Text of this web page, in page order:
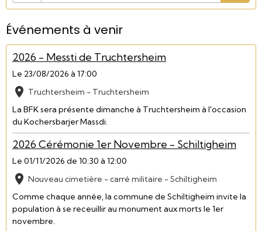
Événements à venir
2026 - Messti de Truchtersheim
Le 23/08/2026 à 17:00
Truchtersheim - Truchtersheim
La BFK sera présente dimanche à Truchtersheim à l'occasion
du Kochersbarjer Massdi.
2026 Cérémonie 1er Novembre - Schiltigheim
Le 01/11/2026 de 10:30 à 12:00
Nouveau cimetière - carré militaire - Schiltigheim
Comme chaque année, la commune de Schiltigheim invite la
population à se receuillir au monument aux morts le 1er
novembre.